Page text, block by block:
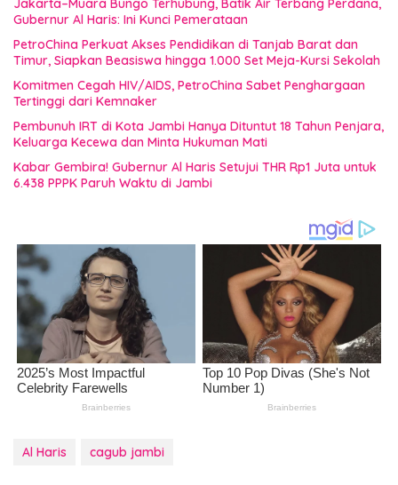
Jakarta–Muara Bungo Terhubung, Batik Air Terbang Perdana,
Gubernur Al Haris: Ini Kunci Pemerataan
PetroChina Perkuat Akses Pendidikan di Tanjab Barat dan
Timur, Siapkan Beasiswa hingga 1.000 Set Meja-Kursi Sekolah
Komitmen Cegah HIV/AIDS, PetroChina Sabet Penghargaan
Tertinggi dari Kemnaker
Pembunuh IRT di Kota Jambi Hanya Dituntut 18 Tahun Penjara,
Keluarga Kecewa dan Minta Hukuman Mati
Kabar Gembira! Gubernur Al Haris Setujui THR Rp1 Juta untuk
6.438 PPPK Paruh Waktu di Jambi
Al Haris cagub jambi